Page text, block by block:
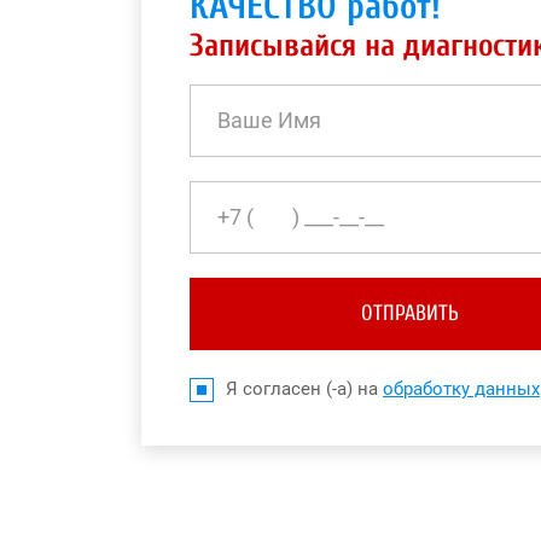
Записывайся на
ОТПРАВИТЬ
Я согласен (-а) на обработку данных